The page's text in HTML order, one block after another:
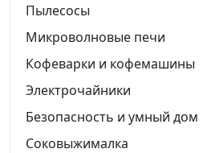
Пылесосы
Микроволновые печи
Кофеварки и кофемашины
Электрочайники
Безопасность и умный дом
Соковыжималка